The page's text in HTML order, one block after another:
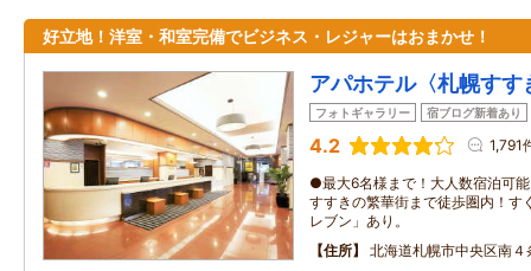
好立地！洋室・和室完備でビジネス・レジャーはおまかせ！
アパホテル〈札幌すす
フォトギャラリー 宿ブログ新着あり
4.2 1,791
●最大6名様まで！大人数宿泊可
すすきの繁華街まで徒歩圏内！す
レブン」あり。
住所
北海道札幌市中央区南４